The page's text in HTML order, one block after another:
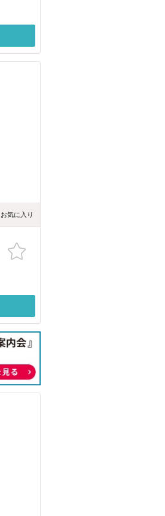
お気に入り